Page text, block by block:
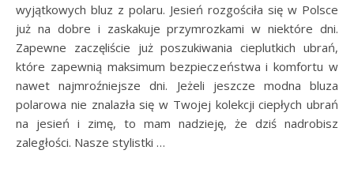
wyjątkowych bluz z polaru. Jesień rozgościła się w Polsce
już na dobre i zaskakuje przymrozkami w niektóre dni.
Zapewne zaczęliście już poszukiwania cieplutkich ubrań,
które zapewnią maksimum bezpieczeństwa i komfortu w
nawet najmroźniejsze dni. Jeżeli jeszcze modna bluza
polarowa nie znalazła się w Twojej kolekcji ciepłych ubrań
na jesień i zimę, to mam nadzieję, że dziś nadrobisz
zaległości. Nasze stylistki …